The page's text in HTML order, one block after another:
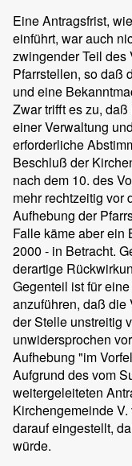
Eine Antragsfrist,
einführt, war auch
zwingender Teil des
Pfarrstellen, so daß
und eine
Zwar trifft es zu,
einer Verwaltung
erforderliche
Beschluß der
nach dem 10. des
mehr rechtzeitig vor
Aufhebung der
Falle käme aber ein
2000 - in Betracht.
derartige
Gegenteil ist für
anzuführen, daß die
der Stelle unstreitig
unwidersprochen
Aufhebung "im
Aufgrund des vom
weitergeleiteten
Kirchengemeinde
darauf eingestellt,
würde.